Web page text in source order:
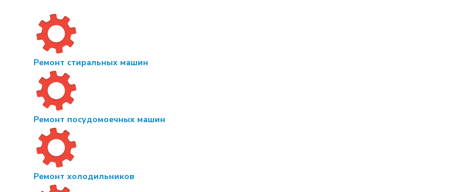
Ремонт стиральных машин
Ремонт посудомоечных машин
Ремонт холодильников